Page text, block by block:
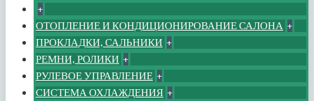
+
ОТОПЛЕНИЕ И КОНДИЦИОНИРОВАНИЕ САЛОНА +
ПРОКЛАДКИ, САЛЬНИКИ +
РЕМНИ, РОЛИКИ +
РУЛЕВОЕ УПРАВЛЕНИЕ +
СИСТЕМА ОХЛАЖДЕНИЯ +